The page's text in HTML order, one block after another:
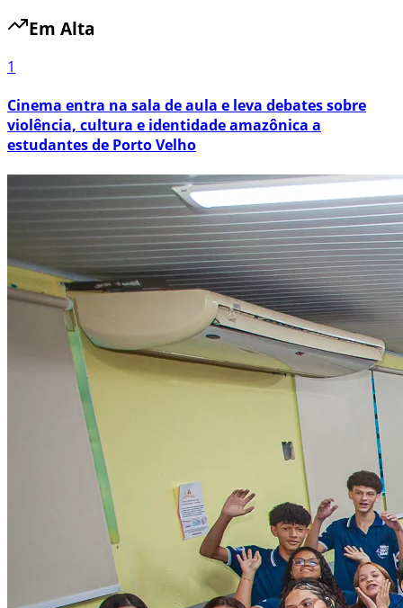
Em Alta
1
Cinema entra na sala de aula e leva debates sobre
violência, cultura e identidade amazônica a
estudantes de Porto Velho